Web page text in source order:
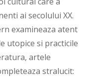
ai secolului XX.
examineaza atent
utopice si practicile
artele
stralucit: